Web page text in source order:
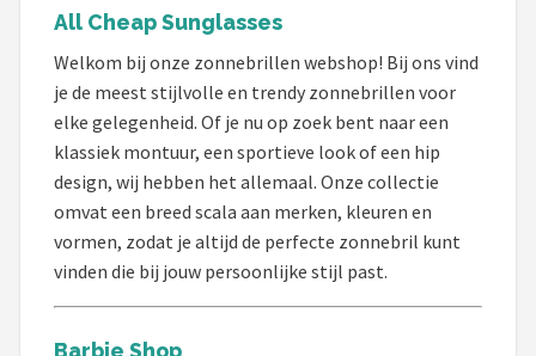
Mountainbikes
Shop
POPULAIRE MERKEN
Basil
Volare
All Cheap Sunglasses
Welkom bij onze zonnebrillen webshop! Bij ons vind
je de meest stijlvolle en trendy zonnebrillen voor
elke gelegenheid. Of je nu op zoek bent naar een
klassiek montuur, een sportieve look of een hip
design, wij hebben het allemaal. Onze collectie
omvat een breed scala aan merken, kleuren en
vormen, zodat je altijd de perfecte zonnebril kunt
vinden die bij jouw persoonlijke stijl past.
Barbie Shop